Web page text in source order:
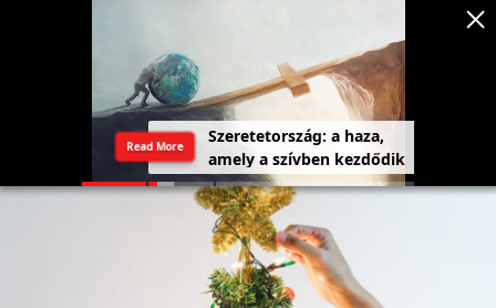
Szeretetország: a haza,
amely a szívben kezdődik
Read More